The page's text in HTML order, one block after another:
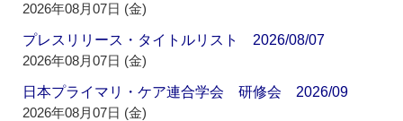
2026年08月07日 (金)
プレスリリース・タイトルリスト 2026/08/07
2026年08月07日 (金)
日本プライマリ・ケア連合学会 研修会 2026/09
2026年08月07日 (金)